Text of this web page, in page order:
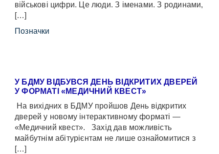
військові цифри. Це люди. З іменами. З родинами,
[…]
Позначки
У БДМУ ВІДБУВСЯ ДЕНЬ ВІДКРИТИХ ДВЕРЕЙ
У ФОРМАТІ «МЕДИЧНИЙ КВЕСТ»
На вихідних в БДМУ пройшов День відкритих
дверей у новому інтерактивному форматі —
«Медичний квест». Захід дав можливість
майбутнім абітурієнтам не лише ознайомитися з
[…]